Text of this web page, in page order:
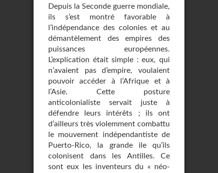
Depuis la Seconde guerre mondiale,
ils s’est montré favorable à
l’indépendance des colonies et au
démantèlement des empires des
puissances européennes.
L’explication était simple : eux, qui
n’avaient pas d’empire, voulaient
pouvoir accéder à l’Afrique et à
l’Asie. Cette posture
anticolonialiste servait juste à
défendre leurs intérêts ; ils ont
d’ailleurs très violemment combattu
le mouvement indépendantiste de
Puerto-Rico, la grande ile qu’ils
colonisent dans les Antilles. Ce
sont eux les inventeurs du « néo-